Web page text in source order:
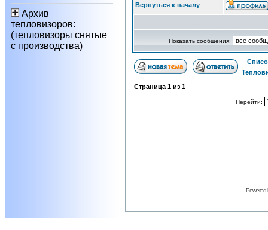
Архив
тепловизоров:
(тепловизоры снятые
с производства)
Вернуться к началу
Показать сообщения:
Страница 1 из 1
Перейти:
Powered